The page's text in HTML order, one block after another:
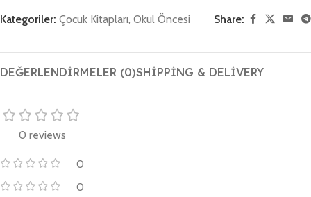
Kategoriler: Çocuk Kitapları, Okul Öncesi Share:
DEĞERLENDIRMELER (0)SHIPPING & DELIVERY
0 reviews
0
0